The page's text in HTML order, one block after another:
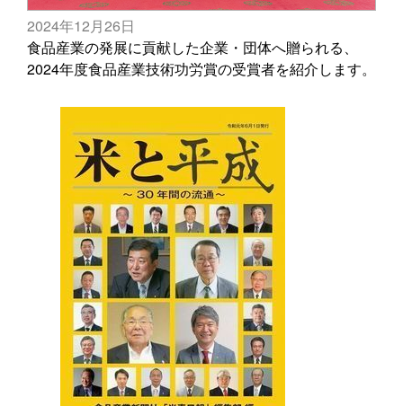
2024年12月26日
食品産業の発展に貢献した企業・団体へ贈られる、
2024年度食品産業技術功労賞の受賞者を紹介します。